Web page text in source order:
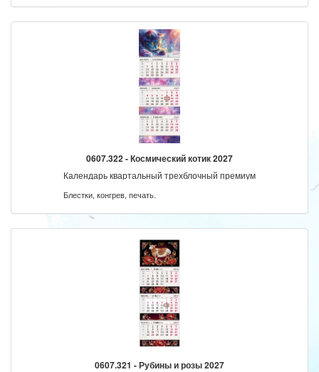
0607.322 - Космический котик 2027
Календарь квартальный трехблочный премиум
Блестки, конгрев, печать.
0607.321 - Рубины и розы 2027